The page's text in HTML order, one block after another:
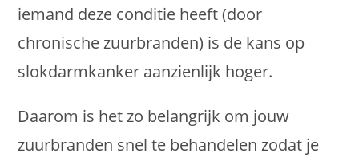
iemand deze conditie heeft (door
chronische zuurbranden) is de kans op
slokdarmkanker aanzienlijk hoger.
Daarom is het zo belangrijk om jouw
zuurbranden snel te behandelen zodat je